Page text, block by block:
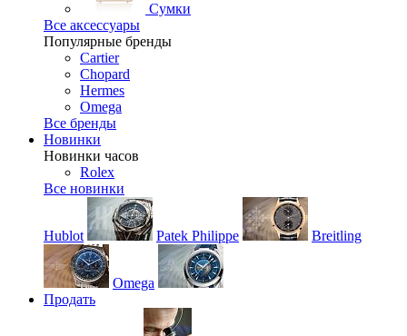
Сумки
Все аксессуары
Популярные бренды
Cartier
Chopard
Hermes
Omega
Все бренды
Новинки
Новинки часов
Rolex
Все новинки
Hublot Patek Philippe Breitling
Omega
Продать